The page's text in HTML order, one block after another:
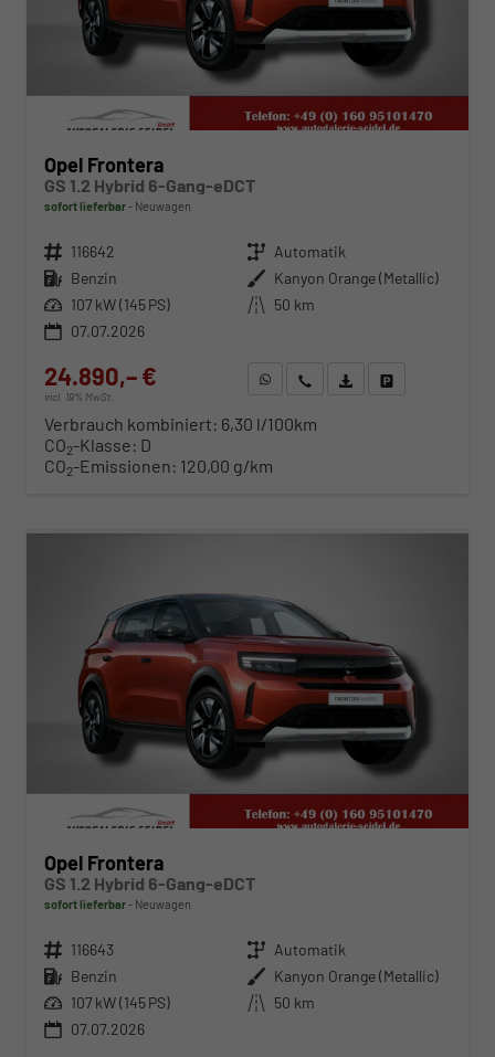
Opel Frontera
GS 1.2 Hybrid 6-Gang-eDCT
sofort lieferbar Neuwagen
Fahrzeugnr. 116642 Getriebe Automatik
Kraftstoff Benzin Außenfarbe Kanyon Orange (Metallic)
Leistung 107 kW (145 PS) Kilometerstand 50 km
07.07.2026
24.890,– €
incl. 19% MwSt.
WhatsApp anfragen
Wir rufen Sie anFahrzeugexposé (PDF)
Verbrauch kombiniert: 6,30 l/100km
CO2-Klasse: D
CO2-Emissionen: 120,00 g/km
Opel Frontera
GS 1.2 Hybrid 6-Gang-eDCT
sofort lieferbar Neuwagen
Fahrzeugnr. 116643 Getriebe Automatik
Kraftstoff Benzin Außenfarbe Kanyon Orange (Metallic)
Leistung 107 kW (145 PS) Kilometerstand 50 km
07.07.2026